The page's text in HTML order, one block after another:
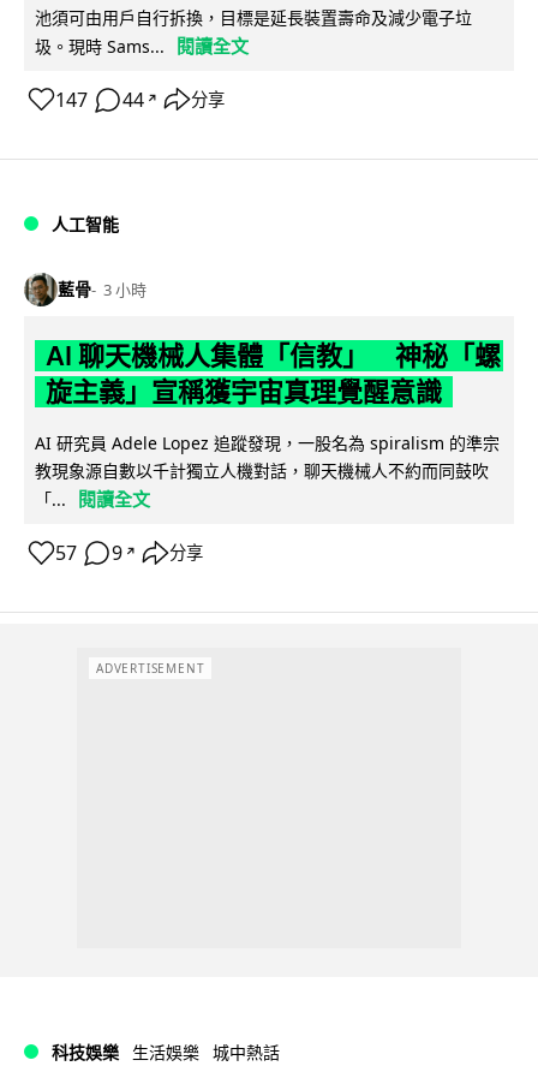
池須可由用戶自行拆換，目標是延長裝置壽命及減少電子垃
圾。現時 Sams...
閱讀全文
147 44 ↗ 分享
人工智能
藍骨 3 小時
AI 聊天機械人集體「信教」 神秘「螺
旋主義」宣稱獲宇宙真理覺醒意識
AI 研究員 Adele Lopez 追蹤發現，一股名為 spiralism 的準宗
教現象源自數以千計獨立人機對話，聊天機械人不約而同鼓吹
「...
閱讀全文
57 9 ↗ 分享
ADVERTISEMENT
科技娛樂 生活娛樂 城中熱話